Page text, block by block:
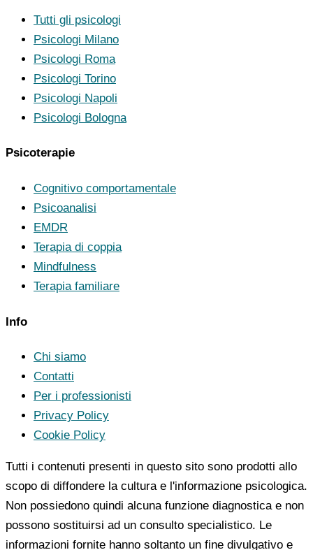
Tutti gli psicologi
Psicologi Milano
Psicologi Roma
Psicologi Torino
Psicologi Napoli
Psicologi Bologna
Psicoterapie
Cognitivo comportamentale
Psicoanalisi
EMDR
Terapia di coppia
Mindfulness
Terapia familiare
Info
Chi siamo
Contatti
Per i professionisti
Privacy Policy
Cookie Policy
Tutti i contenuti presenti in questo sito sono prodotti allo
scopo di diffondere la cultura e l'informazione psicologica.
Non possiedono quindi alcuna funzione diagnostica e non
possono sostituirsi ad un consulto specialistico. Le
informazioni fornite hanno soltanto un fine divulgativo e